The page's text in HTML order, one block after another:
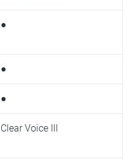
●
●
●
Clear Voice III